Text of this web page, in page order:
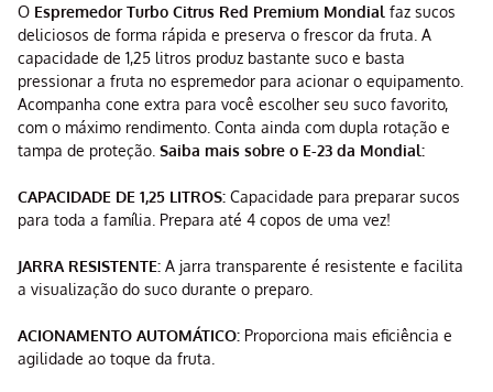
O Espremedor Turbo Citrus Red Premium Mondial faz sucos
deliciosos de forma rápida e preserva o frescor da fruta. A
capacidade de 1,25 litros produz bastante suco e basta
pressionar a fruta no espremedor para acionar o equipamento.
Acompanha cone extra para você escolher seu suco favorito,
com o máximo rendimento. Conta ainda com dupla rotação e
tampa de proteção. Saiba mais sobre o E-23 da Mondial:
CAPACIDADE DE 1,25 LITROS: Capacidade para preparar sucos
para toda a família. Prepara até 4 copos de uma vez!
JARRA RESISTENTE: A jarra transparente é resistente e facilita
a visualização do suco durante o preparo.
ACIONAMENTO AUTOMÁTICO: Proporciona mais eficiência e
agilidade ao toque da fruta.